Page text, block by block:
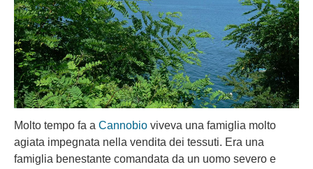
Molto tempo fa a Cannobio viveva una famiglia molto
agiata impegnata nella vendita dei tessuti. Era una
famiglia benestante comandata da un uomo severo e